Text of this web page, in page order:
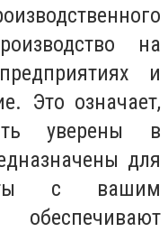
на
и
Это означает,
уверены в
для
с вашим